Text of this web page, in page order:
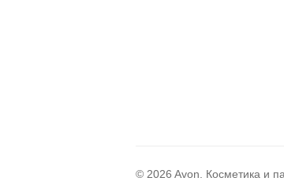
© 2026 Avon. Косметика и